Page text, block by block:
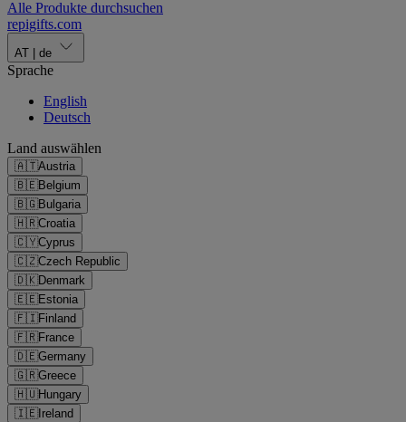
Alle Produkte durchsuchen
repigifts.com
AT de
Sprache
English
Deutsch
Land auswählen
🇦🇹Austria
🇧🇪Belgium
🇧🇬Bulgaria
🇭🇷Croatia
🇨🇾Cyprus
🇨🇿Czech Republic
🇩🇰Denmark
🇪🇪Estonia
🇫🇮Finland
🇫🇷France
🇩🇪Germany
🇬🇷Greece
🇭🇺Hungary
🇮🇪Ireland